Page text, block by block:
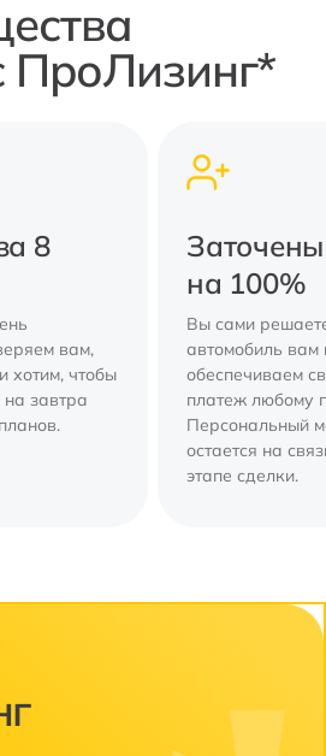
ПроЛизинг*
8
вам,
хотим, чтобы
завтра
на 100%
Вы сами
автомобиль
обеспечиваем
платеж любому
Персональный
остается на
этапе сделки.